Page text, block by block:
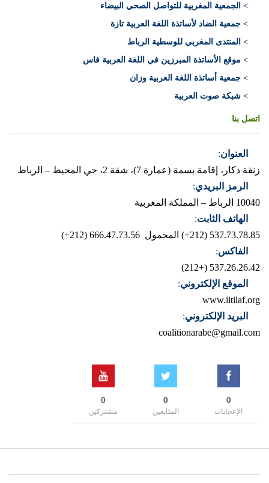
> الجمعية المغربية للتواصل الصحي البيضاء
> جمعية الضاد لأساتذة اللغة العربية تازة
> المنتدى المغربي للوسطية الرباط
> موقع الأساتذة المبرزين في اللغة العربية فاس
> جمعية أساتذة اللغة العربية وزان
> شبكة صوت العربية
اتصل بنا
العنوان:
زنقة دكار، إقامة بسمة (عمارة 7)، شقة 2، حي المحيط – الرباط
الرمز البريدي:
10040 الرباط – المملكة المغربية
الهاتف الثابت:
537.73.78.85 (212+)
المحمول 666.47.73.56 (212+)
الفاكس:
537.26.26.42 (+212)
الموقع الإلكتروني:
www.iitilaf.org
البريد الإلكتروني:
coalitionarabe@gmail.com
0
الإعجابات
0
المتابعين
0
مشتركين